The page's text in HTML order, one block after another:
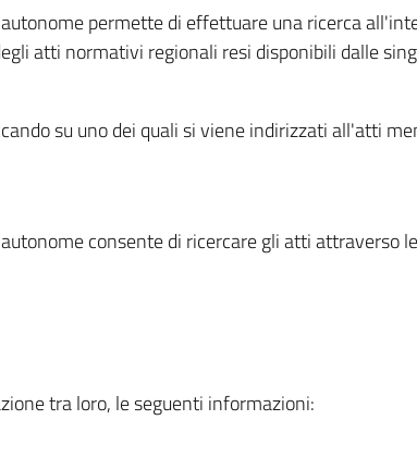
permette di effettuare una ricerca
atti normativi regionali resi disponibili dalle
su uno dei quali si viene indirizzati all'atti
consente di ricercare gli atti attraverso
tra loro, le seguenti informazioni: